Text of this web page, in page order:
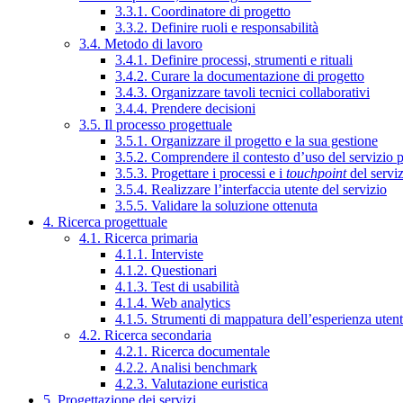
3.3.1. Coordinatore di progetto
3.3.2. Definire ruoli e responsabilità
3.4. Metodo di lavoro
3.4.1. Definire processi, strumenti e rituali
3.4.2. Curare la documentazione di progetto
3.4.3. Organizzare tavoli tecnici collaborativi
3.4.4. Prendere decisioni
3.5. Il processo progettuale
3.5.1. Organizzare il progetto e la sua gestione
3.5.2. Comprendere il contesto d’uso del servizio
3.5.3. Progettare i processi e i touchpointdel
3.5.4. Realizzare l’interfaccia utente del servizio
3.5.5. Validare la soluzione ottenuta
4. Ricerca progettuale
4.1. Ricerca primaria
4.1.1. Interviste
4.1.2. Questionari
4.1.3. Test di usabilità
4.1.4. Web analytics
4.1.5. Strumenti di mappatura dell’esperienza
4.2. Ricerca secondaria
4.2.1. Ricerca documentale
4.2.2. Analisi benchmark
4.2.3. Valutazione euristica
5. Progettazione dei servizi